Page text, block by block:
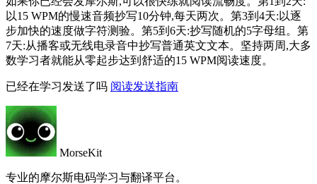
以15 WPM的慢速音频抄写10分钟,每天两次。第3到4天:以逐
步加快的速度做字符测验。第5到6天:抄写随机的5字母组。第
7天:从播客或无线电录音中抄写普通英文文本。坚持两周,大多
数学习者就能从零起步达到舒适的15 WPM阅读速度。
已经在学习发送了吗 阅读发送指南
MorseKit
专业的摩尔斯电码学习与翻译平台。